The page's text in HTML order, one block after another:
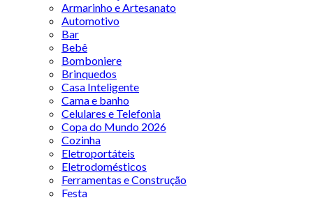
Armarinho e Artesanato
Automotivo
Bar
Bebê
Bomboniere
Brinquedos
Casa Inteligente
Cama e banho
Celulares e Telefonia
Copa do Mundo 2026
Cozinha
Eletroportáteis
Eletrodomésticos
Ferramentas e Construção
Festa